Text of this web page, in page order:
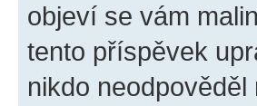
objeví se vám
tento příspěvek
nikdo